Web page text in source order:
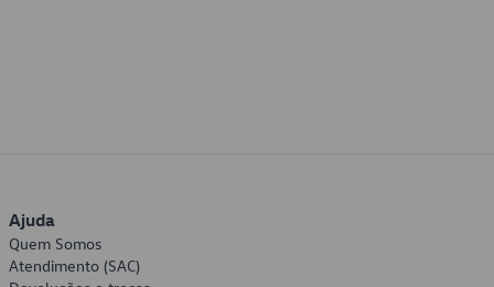
Ajuda
Quem Somos
Atendimento (SAC)